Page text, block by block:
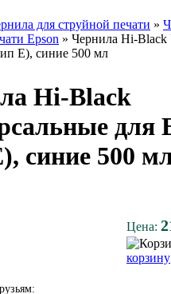
для струйной печати »
Epson » Чернила Hi-Black
E), синие 500 мл
Hi-Black
для
синие 500
Цена:
корзину